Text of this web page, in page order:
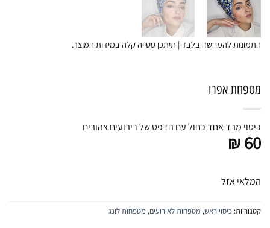
התמונות להמחשה בלבד | תיתכן סטייה קלה במידות המוצר.
מטפחת אפרו
כיסוי מבד אחד כחול עם הדפס של ריבועים צהובים
₪60
המלאי אזל
קטגוריות: כיסוי ראש, מטפחות לאירועים, מטפחות לונג